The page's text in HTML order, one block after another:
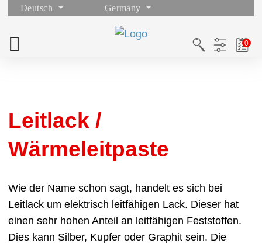
Deutsch Germany
Leitlack /
Wärmeleitpaste
Wie der Name schon sagt, handelt es sich bei
Leitlack um elektrisch leitfähigen Lack. Dieser hat
einen sehr hohen Anteil an leitfähigen Feststoffen.
Dies kann Silber, Kupfer oder Graphit sein. Die